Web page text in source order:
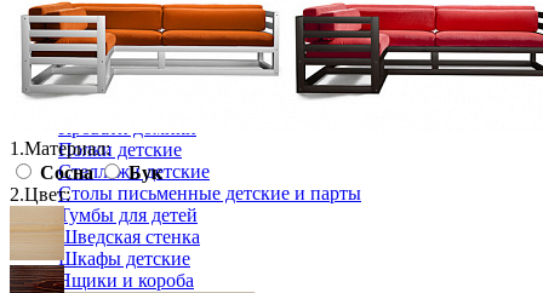
Детские гарнитуры
Детские кровати до 3-х лет
Детские кровати от 3 лет
Комоды классические
Полки детские
Стеллажи детские
Столы письменные детские и парты
Тумбы для детей
Шведская стенка
Шкафы детские
Ящики и короба
1.Материал:
Сосна
Бук
2.Цвет: